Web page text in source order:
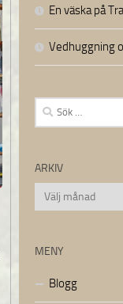
En väska på
Vedhuggning
Sök
efter:
ARKIV
Arkiv
MENY
Blogg